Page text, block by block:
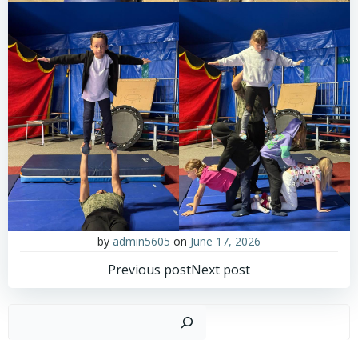
by admin5605 on June 17, 2026
Post
navigation
Previous postPost
navigation
Next post